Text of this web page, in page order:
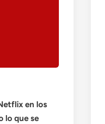
en los
lo que se